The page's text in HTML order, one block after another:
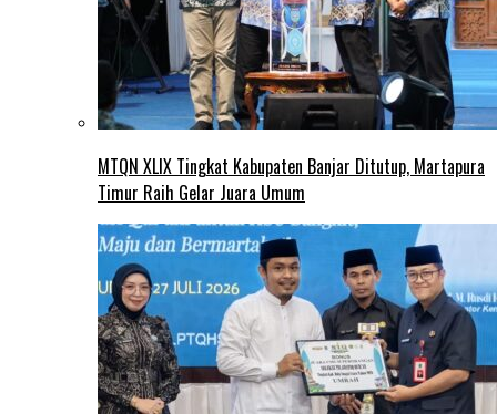
MTQN XLIX Tingkat Kabupaten Banjar Ditutup, Martapura
Timur Raih Gelar Juara Umum